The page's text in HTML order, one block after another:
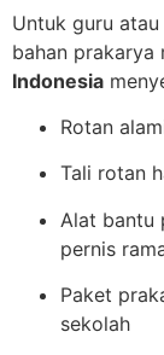
Untuk guru
bahan prakarya
Indonesia
Rotan
Tali rotan
Alat bantu
pernis
Paket
sekolah